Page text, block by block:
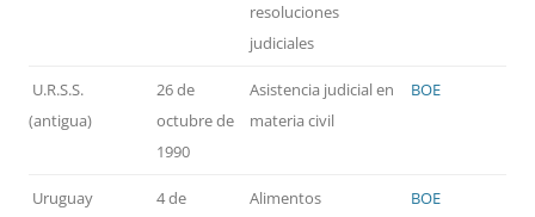
resoluciones
judiciales
U.R.S.S.
(antigua)
26 de
octubre de
1990
Asistencia judicial en
materia civil
BOE
Uruguay
4 de
Alimentos BOE